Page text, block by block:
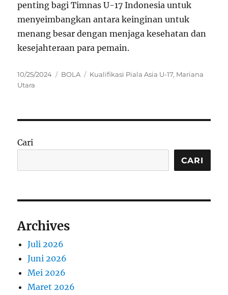
penting bagi Timnas U-17 Indonesia untuk
menyeimbangkan antara keinginan untuk
menang besar dengan menjaga kesehatan dan
kesejahteraan para pemain.
Posted
on
10/25/2024 Categories
BOLA Tags
Kualifikasi Piala Asia U-17, Mariana
Utara
Cari
CARI
Archives
Juli 2026
Juni 2026
Mei 2026
Maret 2026